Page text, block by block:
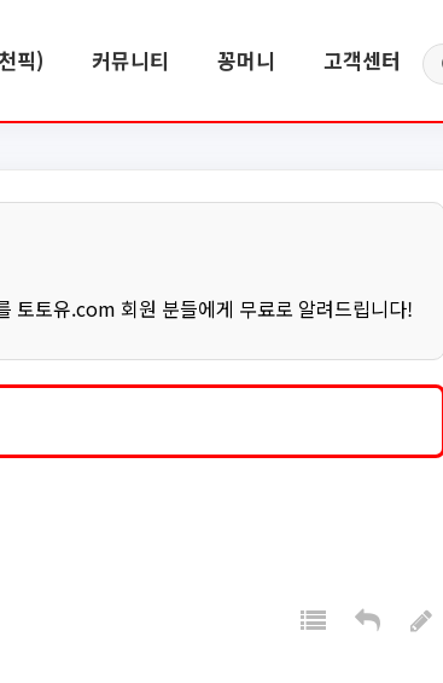
픽) 커뮤니티 꽁머니 고객센터
토토유.com 회원 분들에게 무료로 알려드립니다!